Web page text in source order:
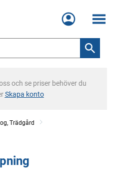
Meny
och se priser behöver du
Skapa konto
Trädgård